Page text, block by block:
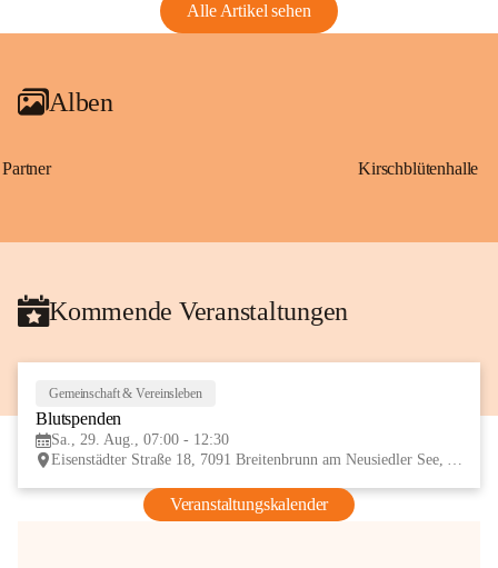
Alle Artikel sehen
Alben
Partner Kirschblütenhalle
Kommende Veranstaltungen
Gemeinschaft & Vereinsleben
Blutspenden
Sa., 29. Aug., 07:00 - 12:30
Eisenstädter Straße 18, 7091 Breitenbrunn am Neusiedler See, AUT
Veranstaltungskalender